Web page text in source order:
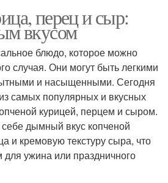
перец и сыр:
вкусом
блюдо, которое можно
случая. Они могут быть легкими
и насыщенными. Сегодня
самых популярных и вкусных
курицей, перцем и сыром.
себе дымный вкус копченой
и кремовую текстуру сыра, что
ужина или праздничного